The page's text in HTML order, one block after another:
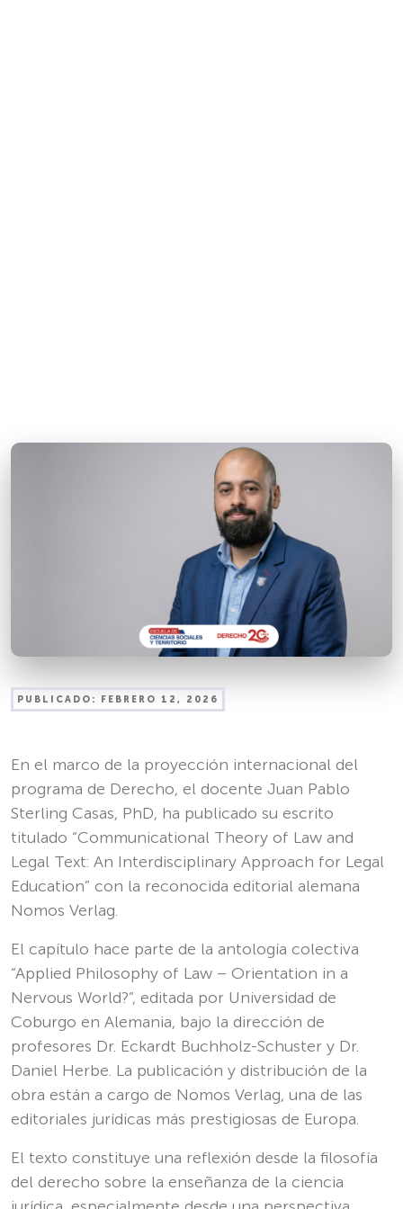
PUBLICADO: FEBRERO 12, 2026
En el marco de la proyección internacional del
programa de Derecho, el docente Juan Pablo
Sterling Casas, PhD, ha publicado su escrito
titulado “Communicational Theory of Law and
Legal Text: An Interdisciplinary Approach for Legal
Education” con la reconocida editorial alemana
Nomos Verlag.
El capítulo hace parte de la antología colectiva
“Applied Philosophy of Law – Orientation in a
Nervous World?”, editada por Universidad de
Coburgo en Alemania, bajo la dirección de
profesores Dr. Eckardt Buchholz-Schuster y Dr.
Daniel Herbe. La publicación y distribución de la
obra están a cargo de Nomos Verlag, una de las
editoriales jurídicas más prestigiosas de Europa.
El texto constituye una reflexión desde la filosofía
del derecho sobre la enseñanza de la ciencia